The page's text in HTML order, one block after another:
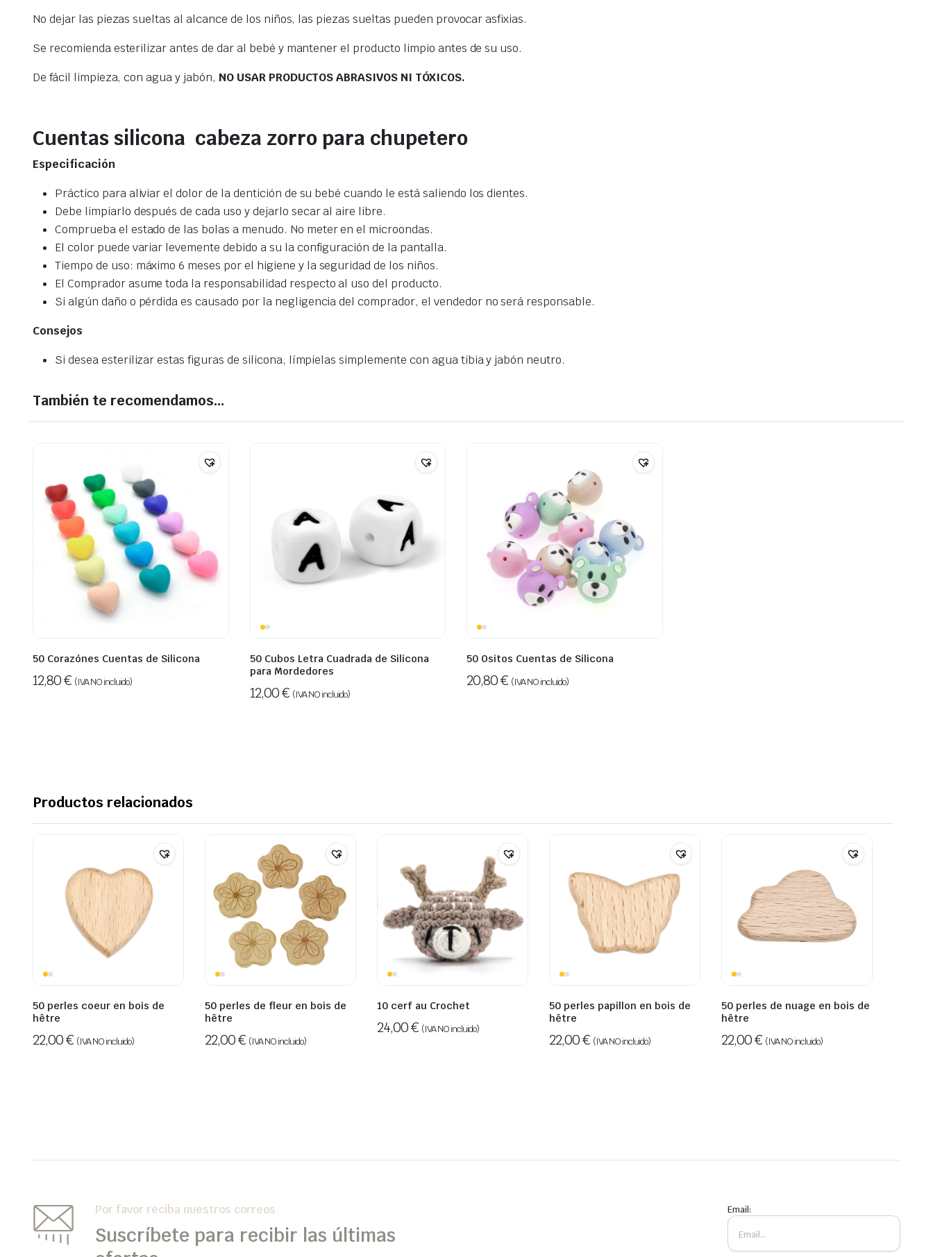
No dejar las piezas sueltas al alcance de los niños, las piezas sueltas pueden provocar asfixias.
Se recomienda esterilizar antes de dar al bebé y mantener el producto limpio antes de su uso.
De fácil limpieza, con agua y jabón, NO USAR PRODUCTOS ABRASIVOS NI TÓXICOS.
Cuentas silicona cabeza zorro para chupetero
Especificación
Práctico para aliviar el dolor de la dentición de su bebé cuando le está saliendo los dientes.
Debe limpiarlo después de cada uso y dejarlo secar al aire libre.
Comprueba el estado de las bolas a menudo. No meter en el microondas.
El color puede variar levemente debido a su la configuración de la pantalla.
Tiempo de uso: máximo 6 meses por el higiene y la seguridad de los niños.
El Comprador asume toda la responsabilidad respecto al uso del producto.
Si algún daño o pérdida es causado por la negligencia del comprador, el vendedor no será responsable.
Consejos
Si desea esterilizar estas figuras de silicona, límpielas simplemente con agua tibia y jabón neutro.
También te recomendamos…
50 Corazónes Cuentas de Silicona
12,80€ (IVA NO incluido)
50 Cubos Letra Cuadrada de Silicona
para Mordedores
12,00€ (IVA NO incluido)
50 Ositos Cuentas de Silicona
20,80€ (IVA NO incluido)
Productos relacionados
50 perles coeur en bois de
hêtre
22,00€ (IVA NO incluido)
50 perles de fleur en bois de
hêtre
22,00€ (IVA NO incluido)
10 cerf au Crochet
24,00€ (IVA NO incluido)
50 perles papillon en bois de
hêtre
22,00€ (IVA NO incluido)
50 perles de nuage en bois de
hêtre
22,00€ (IVA NO incluido)
Por favor reciba nuestros correos
Suscríbete para recibir las últimas
Email: